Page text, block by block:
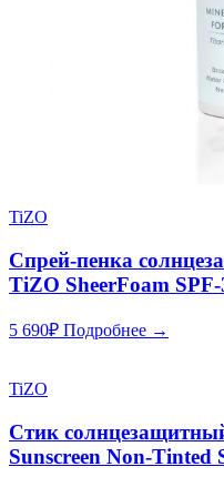
TiZO
Спрей-пенка
TiZO SheerFoam SPF-
5 690₽ Подробнее →
TiZO
Стик
Sunscreen Non-Tinted